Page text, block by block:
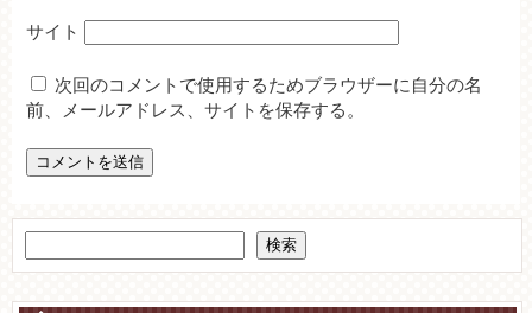
サイト
次回のコメントで使用するためブラウザーに自分の名
前、メールアドレス、サイトを保存する。
検索